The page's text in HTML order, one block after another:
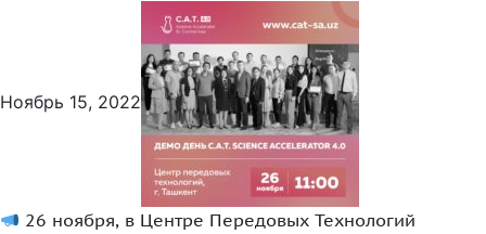
Ноябрь 15, 2022
26 ноября, в Центре Передовых Технологий